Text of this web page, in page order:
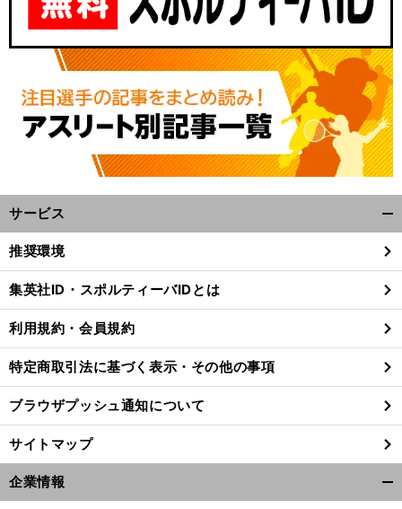
サービス
閉
る
推奨環境
集英社ID・スポルティーバIDとは
利用規約・会員規約
特定商取引法に基づく表示・その他の事項
ブラウザプッシュ通知について
サイトマップ
企業情報